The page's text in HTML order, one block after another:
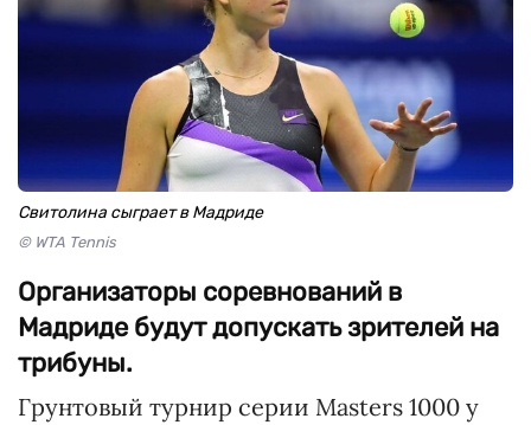
Свитолина сыграет в Мадриде
© WTA Tennis
Организаторы соревнований в
Мадриде будут допускать зрителей на
трибуны.
Грунтовый турнир серии Masters 1000 у